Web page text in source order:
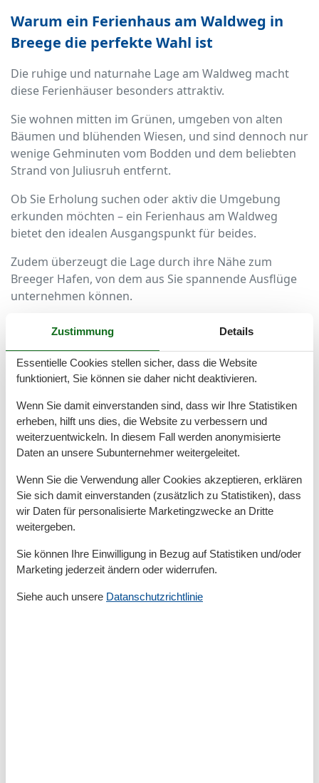
Warum ein Ferienhaus am Waldweg in
Breege die perfekte Wahl ist
Die ruhige und naturnahe Lage am Waldweg macht
diese Ferienhäuser besonders attraktiv.
Sie wohnen mitten im Grünen, umgeben von alten
Bäumen und blühenden Wiesen, und sind dennoch nur
wenige Gehminuten vom Bodden und dem beliebten
Strand von Juliusruh entfernt.
Ob Sie Erholung suchen oder aktiv die Umgebung
erkunden möchten – ein Ferienhaus am Waldweg
bietet den idealen Ausgangspunkt für beides.
Zudem überzeugt die Lage durch ihre Nähe zum
Breeger Hafen, von dem aus Sie spannende Ausflüge
unternehmen können.
Hochwertige Ausstattung für
unbeschwerte Urlaubstage
Die Ferienhäuser am Waldweg sind modern und
Großzügige Wohn- und Essbereiche bieten viel Platz
für gesellige Abende.
für erholsame Nächte und einen entspannten Start in
den Tag.
Die voll ausgestatteten Küchen lassen keine Wünsche
offen, sodass Sie auch im Urlaub Ihre Lieblingsgerichte
zubereiten können.
Einige Häuser verfügen zudem über einen Kamin, eine
Zustimmung Details
Essentielle Cookies stellen sicher, dass die Website
funktioniert, Sie können sie daher nicht deaktivieren.
Wenn Sie damit einverstanden sind, dass wir Ihre Statistiken
erheben, hilft uns dies, die Website zu verbessern und
weiterzuentwickeln. In diesem Fall werden anonymisierte
Daten an unsere Subunternehmer weitergeleitet.
Wenn Sie die Verwendung aller Cookies akzeptieren, erklären
Sie sich damit einverstanden (zusätzlich zu Statistiken), dass
wir Daten für personalisierte Marketingzwecke an Dritte
weitergeben.
Sie können Ihre Einwilligung in Bezug auf Statistiken und/oder
Marketing jederzeit ändern oder widerrufen.
Siehe auch unsere Datanschutzrichtlinie